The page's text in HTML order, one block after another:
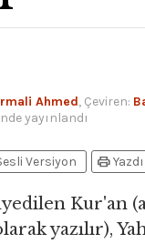
Ahmed, Çeviren:
yayınlandı
Versiyon print
Kur'an
yazılır),